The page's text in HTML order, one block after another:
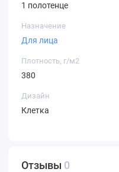
1 полотенце
Назначение
Для лица
Плотность, г/м2
380
Дизайн
Клетка
Отзывы 0